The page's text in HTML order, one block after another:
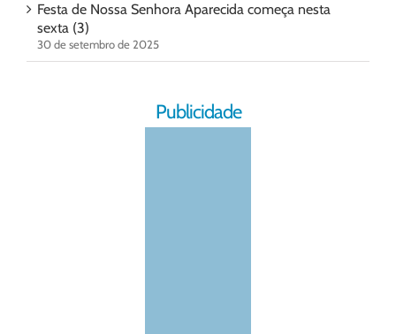
Festa de Nossa Senhora Aparecida começa nesta
sexta (3)
30 de setembro de 2025
Publicidade